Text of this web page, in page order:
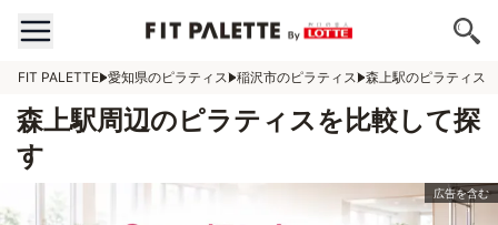
FIT PALETTE 愛知県のピラティス 稲沢市のピラティス 森上駅のピラティス
森上駅周辺のピラティスを比較して探
す